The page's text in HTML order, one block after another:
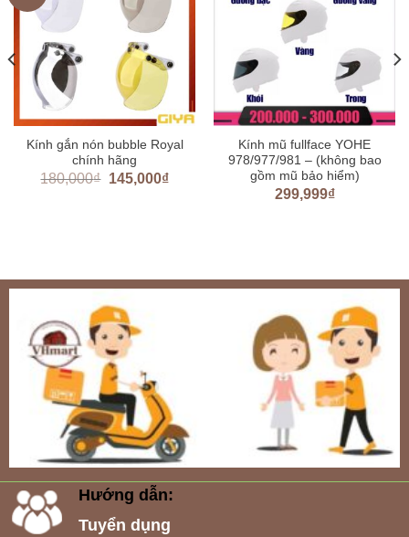
Kính gắn nón bubble Royal
chính hãng
180,000₫ 145,000₫
Kính mũ fullface YOHE
978/977/981 – (không bao
gồm mũ bảo hiểm)
299,999₫
Hướng dẫn:
Tuyển dụng